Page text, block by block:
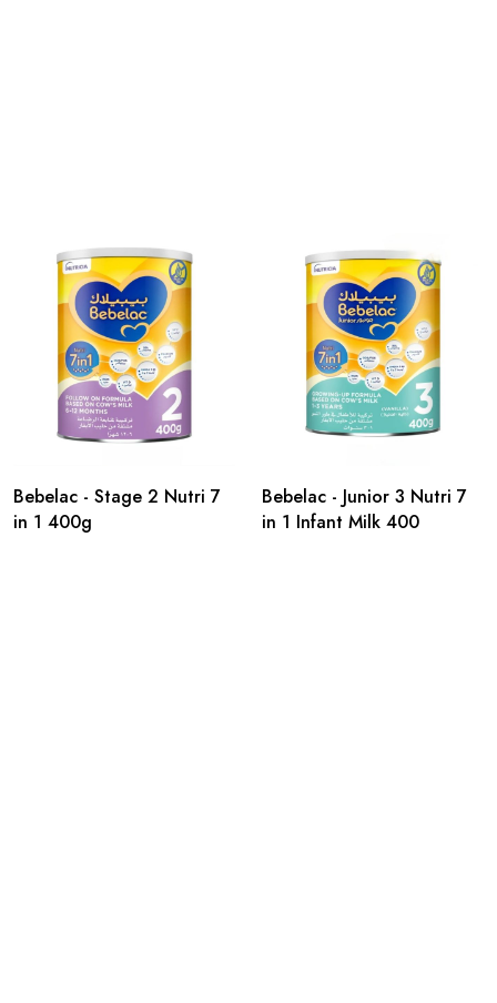
Bebelac - Stage 2 Nutri 7
in 1 400g
Bebelac - Junior 3 Nutri 7
in 1 Infant Milk 400